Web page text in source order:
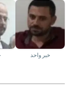
خبر واحد